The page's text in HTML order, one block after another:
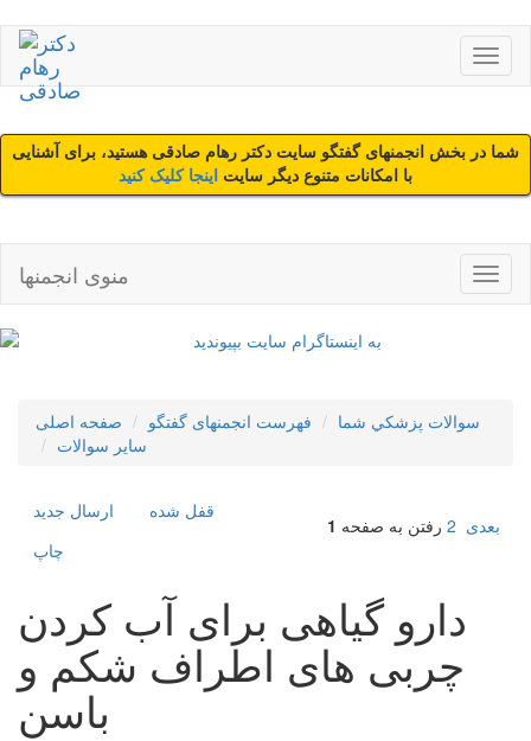
شما در بخش انجمنهای گفتگو سایت دکتر رهام صادقی هستید، برای آشنایی
با امکانات متنوع دیگر سایت اینجا کلیک کنید
منوی انجمنها
صفحه اصلی فهرست انجمنهای گفتگو
سوالات پزشکي شما
سایر سوالات
ارسال جديد
قفل شده
چاپ
رفتن به صفحه 1 2 بعدی
دارو گیاهی برای آب کردن
چربی های اطراف شکم و
باسن